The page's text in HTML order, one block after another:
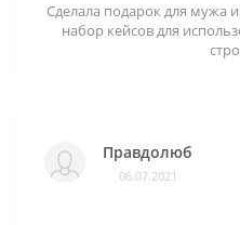
Сделала подарок для мужа
набор кейсов для
Правдолюб
06.07.2021